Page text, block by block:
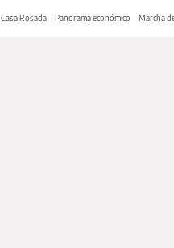
Casa Rosada Panorama económico Marcha